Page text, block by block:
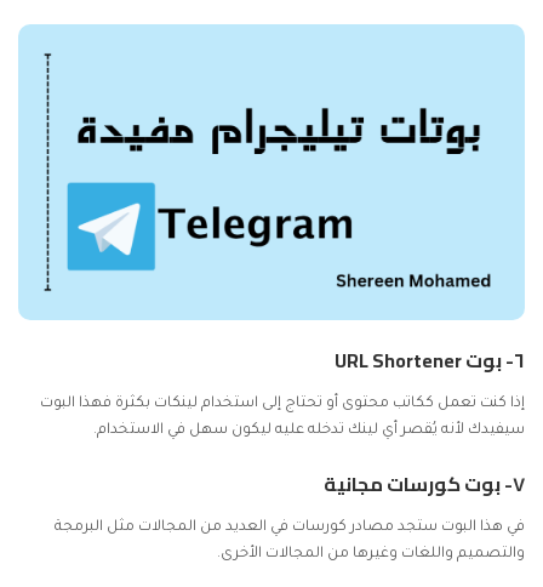
٦- بوت URL Shortener
إذا كنت تعمل ككاتب محتوى أو تحتاج إلى استخدام لينكات بكثرة فهذا البوت
سيفيدك لأنه يُقصر أي لينك تدخله عليه ليكون سهل في الاستخدام.
٧- بوت كورسات مجانية
في هذا البوت ستجد مصادر كورسات في العديد من المجالات مثل البرمجة
والتصميم واللغات وغيرها من المجالات الأخرى.